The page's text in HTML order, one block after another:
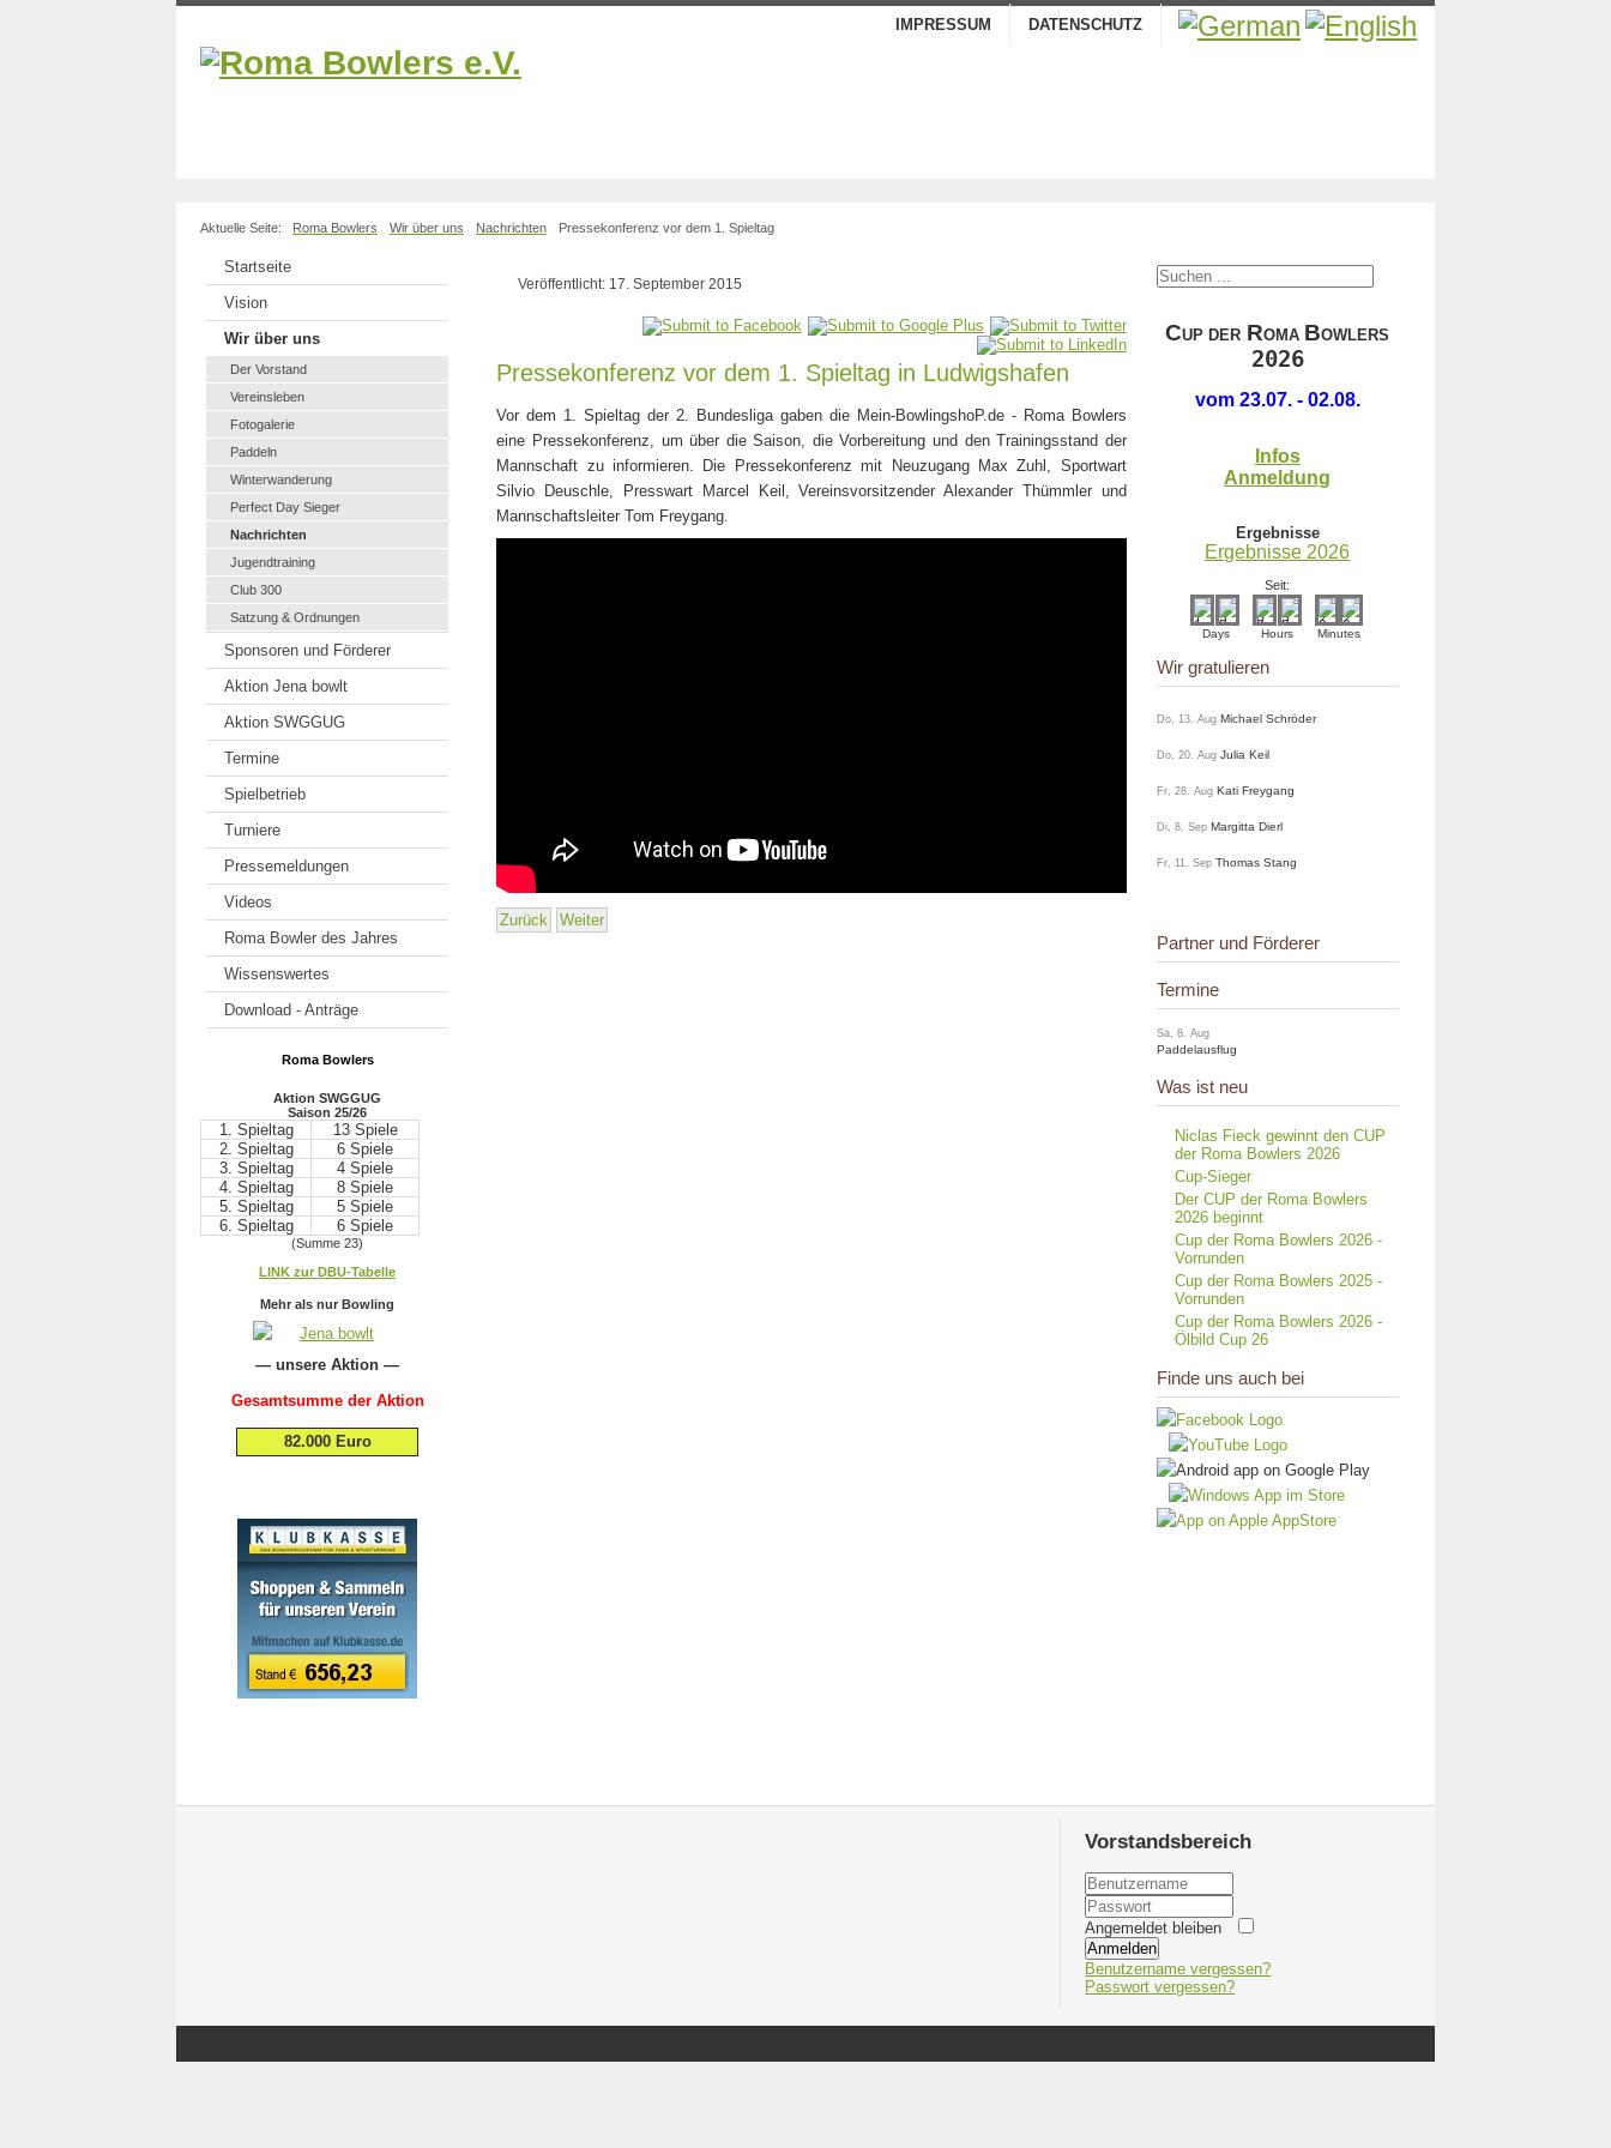
IMPRESSUM DATENSCHUTZ
Aktuelle Seite: Roma Bowlers Wir über uns Nachrichten Pressekonferenz vor dem 1. Spieltag
Startseite
Vision
Wir über uns
Der Vorstand
Vereinsleben
Fotogalerie
Paddeln
Winterwanderung
Perfect Day Sieger
Nachrichten
Jugendtraining
Club 300
Satzung & Ordnungen
Sponsoren und Förderer
Aktion Jena bowlt
Aktion SWGGUG
Termine
Spielbetrieb
Turniere
Pressemeldungen
Videos
Roma Bowler des Jahres
Wissenswertes
Download - Anträge
Roma Bowlers
Aktion SWGGUG
Saison 25/26
1. Spieltag
13 Spiele
2. Spieltag
6 Spiele
3. Spieltag
4 Spiele
4. Spieltag
8 Spiele
5. Spieltag
5 Spiele
6. Spieltag
6 Spiele
(Summe 23)
LINK zur DBU-Tabelle
Mehr als nur Bowling
— unsere Aktion —
Gesamtsumme der Aktion
82.000 Euro
Veröffentlicht: 17. September 2015
Pressekonferenz vor dem 1. Spieltag in Ludwigshafen
Vor dem 1. Spieltag der 2. Bundesliga gaben die Mein-BowlingshoP.de - Roma Bowlers
eine Pressekonferenz, um über die Saison, die Vorbereitung und den Trainingsstand der
Mannschaft zu informieren. Die Pressekonferenz mit Neuzugang Max Zuhl, Sportwart
Silvio Deuschle, Presswart Marcel Keil, Vereinsvorsitzender Alexander Thümmler und
Mannschaftsleiter Tom Freygang.
Zurück Weiter
CUP DER ROMA BOWLERS
2026
vom 23.07. - 02.08.
Infos
Anmeldung
Ergebnisse
Ergebnisse 2026
Seit:
Days Hours Minutes
Wir gratulieren
Do, 13. Aug Michael Schröder
Do, 20. Aug Julia Keil
Fr, 28. Aug Kati Freygang
Di, 8. Sep Margitta Dierl
Fr, 11. Sep Thomas Stang
Partner und Förderer
Termine
Sa, 8. Aug
Paddelausflug
Was ist neu
Niclas Fieck gewinnt den CUP
der Roma Bowlers 2026
Cup-Sieger
Der CUP der Roma Bowlers
2026 beginnt
Cup der Roma Bowlers 2026 -
Vorrunden
Cup der Roma Bowlers 2025 -
Vorrunden
Cup der Roma Bowlers 2026 -
Ölbild Cup 26
Finde uns auch bei
Vorstandsbereich
Angemeldet bleiben
Anmelden
Benutzername vergessen?
Passwort vergessen?